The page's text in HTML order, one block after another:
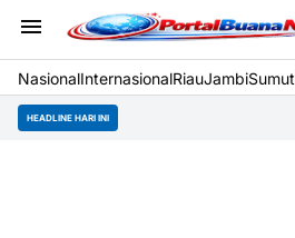
NasionalInternasionalRiauJambiSumut
HEADLINE HARI INI